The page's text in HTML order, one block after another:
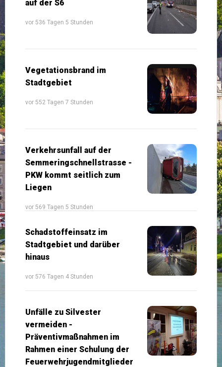
auf der S6
vor 536 Tagen 5 Stunden
Vegetationsbrand im
Stadtgebiet
vor 552 Tagen 7 Stunden
Verkehrsunfall auf der
Semmeringschnellstrasse -
PKW kommt seitlich zum
Liegen
vor 569 Tagen 5 Stunden
Schadstoffeinsatz im
Stadtgebiet und darüber
hinaus
vor 576 Tagen 4 Stunden
Unfälle zu Silvester
vermeiden -
Präventivmaßnahmen im
Rahmen einer Schulung der
Feuerwehrjugendmitglieder